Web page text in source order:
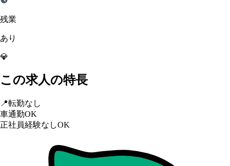
残業
あり
💎
この求人の特長
📍転勤なし
車通勤OK
正社員経験なしOK